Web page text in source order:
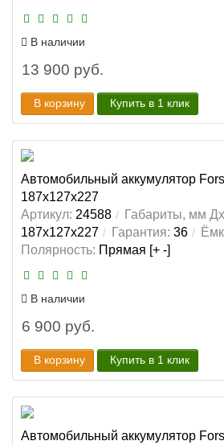
В наличии
13 900 руб.
В корзину Купить в 1 клик
Автомобильный аккумулятор
187x127x227
Артикул: 24588
Габариты, мм
187x127x227
Гарантия: 36
Полярность: Прямая [+ -]
В наличии
6 900 руб.
В корзину Купить в 1 клик
Автомобильный аккумулятор